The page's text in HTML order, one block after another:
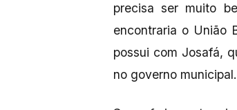
precisa ser muito
encontraria o União
possui com Josafá,
no governo municipal.